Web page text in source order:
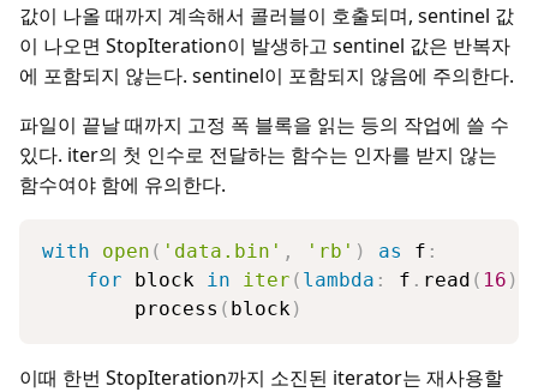
값이 나올 때까지 계속해서 콜러블이 호출되며, sentinel 값
이 나오면 StopIteration이 발생하고 sentinel 값은 반복자
에 포함되지 않는다. sentinel이 포함되지 않음에 주의한다.
파일이 끝날 때까지 고정 폭 블록을 읽는 등의 작업에 쓸 수
있다. iter의 첫 인수로 전달하는 함수는 인자를 받지 않는
함수여야 함에 유의한다.
with open ( 'data.bin' , 'rb' ) as f :
for block in iter ( lambda : f . read ( 16 )
        process
( block)
이때 한번 StopIteration까지 소진된 iterator는 재사용할